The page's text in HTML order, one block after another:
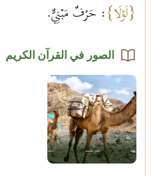
{لَوْلَا}: حَرْفٌ مَبْنِيٌّ.
الصور في القرآن الكريم